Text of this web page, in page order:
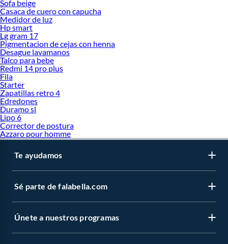
Sofa beige
Casaca de cuero con capucha
Medidor de luz
Hp smart
Lg gram 17
Pigmentacion de cejas con henna
Desague lavamanos
Talco para bebe
Redmi 14 pro plus
Fila
Starter
Zapatillas retro 4
Edredones
Duramo sl
Lipo 6
Corrector de postura
Azzaro pour homme
Te ayudamos
Sé parte de falabella.com
Únete a nuestros programas